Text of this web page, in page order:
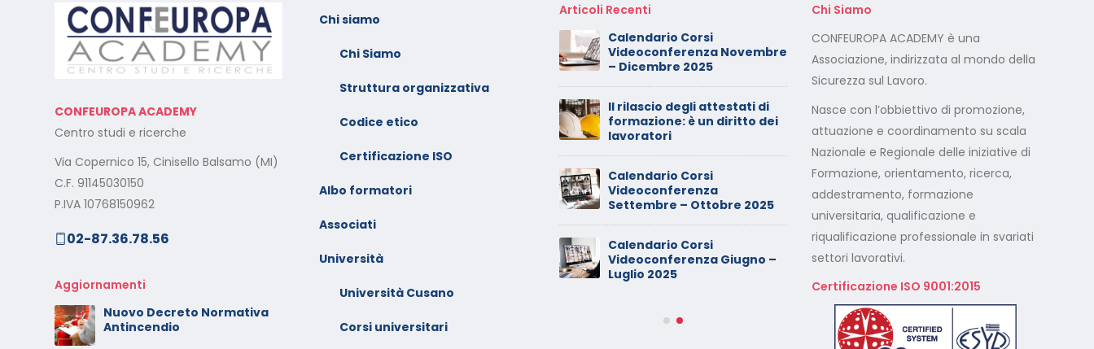
CONFEUROPA ACADEMY
Centro studi e ricerche
Via Copernico 15, Cinisello Balsamo (MI)
C.F. 91145030150
P.IVA 10768150962
02-87.36.78.56
Aggiornamenti
Nuovo Decreto Normativa
Antincendio
Chi siamo
Chi Siamo
Struttura organizzativa
Codice etico
Certificazione ISO
Albo formatori
Associati
Università
Università Cusano
Corsi universitari
Articoli Recenti
Calendario Corsi
Videoconferenza Novembre
– Dicembre 2025
Il rilascio degli attestati di
formazione: è un diritto dei
lavoratori
Calendario Corsi
Videoconferenza
Settembre – Ottobre 2025
Calendario Corsi
serve il consenso di
Videoconferenza Maggio –
setaccio
working, riconosciuto
Videoconferenza Marzo –
Calendario Corsi
Videoconferenza Novembre
– Dicembre 2025
Il rilascio degli attestati di
formazione: è un diritto dei
lavoratori
Calendario Corsi
Videoconferenza
Settembre – Ottobre 2025
Calendario Corsi
Videoconferenza Giugno –
Luglio 2025
Foto dei minori sui social:
serve il consenso di
entrambi i genitori
Calendario Corsi
Videoconferenza Maggio –
Giugno 2026
Minimarket di Rozzano al
setaccio
Cade dalla sedia in smart
working, riconosciuto
Calendario Corsi
Videoconferenza Marzo –
Aprile 2026
Chi Siamo
CONFEUROPA ACADEMY è una
Associazione, indirizzata al mondo della
Sicurezza sul Lavoro.
Nasce con l’obbiettivo di promozione,
attuazione e coordinamento su scala
Nazionale e Regionale delle iniziative di
Formazione, orientamento, ricerca,
addestramento, formazione
universitaria, qualificazione e
riqualificazione professionale in svariati
settori lavorativi.
Certificazione ISO 9001:2015